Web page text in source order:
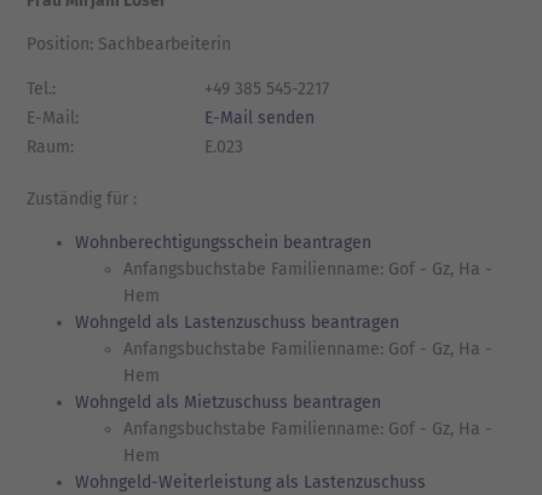
Position: Sachbearbeiterin
Tel.:
+49 385 545-2217
E-Mail:
E-Mail senden
Raum:
E.023
Zuständig für :
Wohnberechtigungsschein beantragen
Anfangsbuchstabe Familienname: Gof - Gz, Ha -
Hem
Wohngeld als Lastenzuschuss beantragen
Anfangsbuchstabe Familienname: Gof - Gz, Ha -
Hem
Wohngeld als Mietzuschuss beantragen
Anfangsbuchstabe Familienname: Gof - Gz, Ha -
Hem
Wohngeld-Weiterleistung als Lastenzuschuss